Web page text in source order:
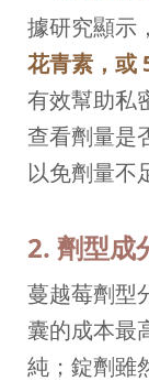
據研究顯示，
花青素，或
有效幫助私
查看劑量是
以免劑量不
2. 劑型成
蔓越莓劑型
囊的成本最
純；錠劑雖